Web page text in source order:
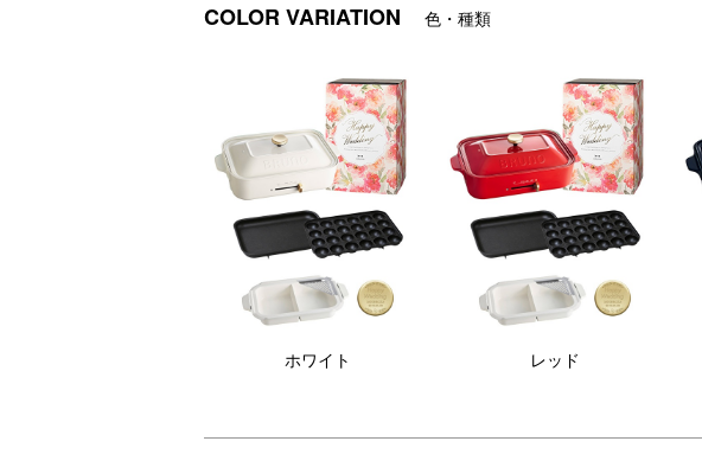
大人気のコンパクトホットプレートと2種類の鍋料理を同時に愉
上段にセラミックコート仕切り鍋、下段にコンパクトホットプレ
COLOR VARIATION 色・種類
ホワイト レッド